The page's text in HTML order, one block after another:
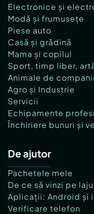
Electronice și
Modă și frumusețe
Piese auto
Casă și grădină
Mama și copilul
Sport, timp liber,
Animale de
Agro și Industrie
Servicii
Echipamente
Închiriere bunuri și
De ajutor
Pachetele mele
De ce să vinzi pe
Aplicații: Android și
Verificare telefon